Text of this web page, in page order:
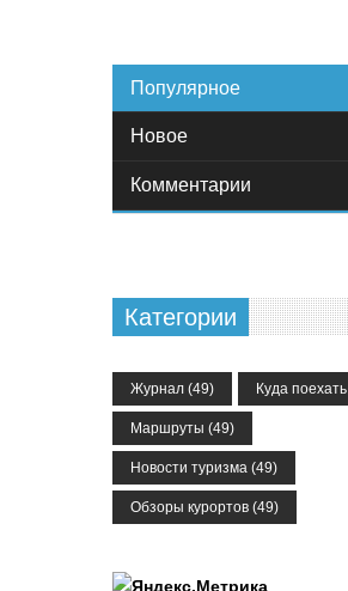
Популярное
Новое
Комментарии
Категории
Журнал (49) Куда поехать
Маршруты (49)
Новости туризма (49)
Обзоры курортов (49)